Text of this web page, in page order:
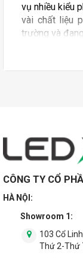
vụ nhiều kiểu
vài chất liệu
trường và
Kính
Thuỷ tinh ...
Nếu như
sẽ liên tưởng
đèn. Ở thời
hơn và kiểu
CÔNG TY CỔ
HÀ NỘI:
Showroom 1:
103 Cổ
Thứ 2-Thứ